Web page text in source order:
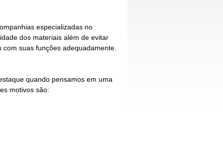
especializadas no
dos materiais além de evitar
suas funções adequadamente.
quando pensamos em uma
motivos são: